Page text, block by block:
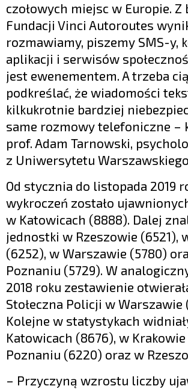
czołowych miejsc w Europie. Z
Fundacji Vinci Autoroutes
rozmawiamy, piszemy SMS-y,
aplikacji i serwisów
jest ewenementem. A trzeba
podkreślać, że wiadomości
kilkukrotnie bardziej
same rozmowy telefoniczne –
prof. Adam Tarnowski,
z Uniwersytetu
Od stycznia do listopada 2019
wykroczeń zostało
w Katowicach (8888). Dalej
jednostki w Rzeszowie (6521),
(6252), w Warszawie (5780)
Poznaniu (5729). W
2018 roku zestawienie
Stołeczna Policji w Warszawie
Kolejne w statystykach
Katowicach (8676), w
Poznaniu (6220) oraz w
– Przyczyną wzrostu liczby